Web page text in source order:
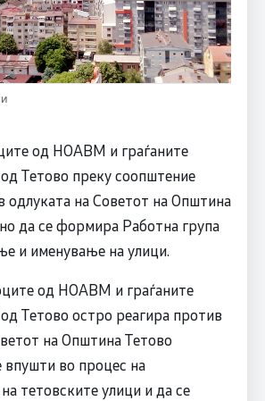
од НОАВМ и граѓаните
Тетово преку соопштение
одлуката на Советот на Општина
да се формира Работна група
и именување на улици.
од НОАВМ и граѓаните
Тетово остро реагира против
на Општина Тетово
впушти во процес на
тетовските улици и да се